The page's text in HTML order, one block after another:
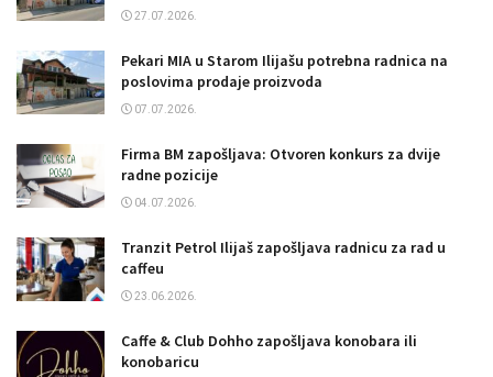
27.07.2026.
Pekari MIA u Starom Ilijašu potrebna radnica na
poslovima prodaje proizvoda
07.07.2026.
Firma BM zapošljava: Otvoren konkurs za dvije
radne pozicije
04.07.2026.
Tranzit Petrol Ilijaš zapošljava radnicu za rad u
caffeu
23.06.2026.
Caffe & Club Dohho zapošljava konobara ili
konobaricu